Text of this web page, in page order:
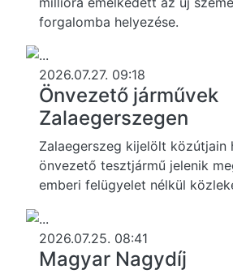
forgalomba helyezése.
2026.07.27. 09:18
Önvezető járművek
Zalaegerszegen
Zalaegerszeg kijelölt közútjain
önvezető tesztjármű jelenik
emberi felügyelet nélkül
2026.07.25. 08:41
Magyar Nagydíj